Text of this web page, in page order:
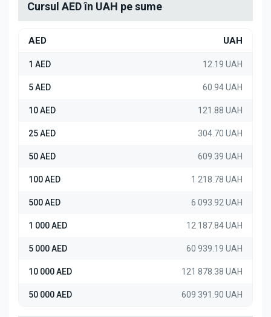
Cursul AED în UAH pe sume
AED UAH
1 AED 12.19 UAH
5 AED 60.94 UAH
10 AED 121.88 UAH
25 AED 304.70 UAH
50 AED 609.39 UAH
100 AED 1 218.78 UAH
500 AED 6 093.92 UAH
1 000 AED 12 187.84 UAH
5 000 AED 60 939.19 UAH
10 000 AED 121 878.38 UAH
50 000 AED 609 391.90 UAH